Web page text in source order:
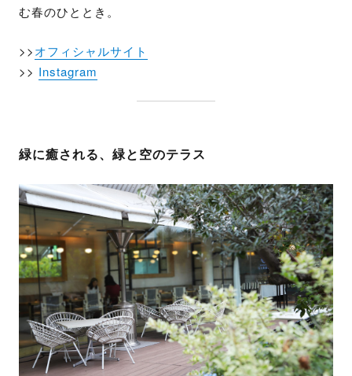
む春のひととき。
>>オフィシャルサイト
>> Instagram
緑に癒される、緑と空のテラス